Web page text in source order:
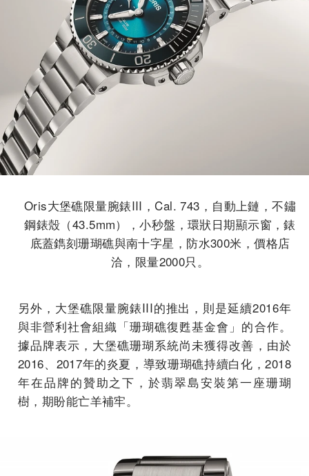
Oris大堡礁限量腕錶III，Cal. 743，自動上鏈，不鏽
鋼錶殼（43.5mm），小秒盤，環狀日期顯示窗，錶
底蓋鐫刻珊瑚礁與南十字星，防水300米，價格店
洽，限量2000只。
另外，大堡礁限量腕錶III的推出，則是延續2016年
與非營利社會組織「珊瑚礁復甦基金會」的合作。
據品牌表示，大堡礁珊瑚系統尚未獲得改善，由於
2016、2017年的炎夏，導致珊瑚礁持續白化，2018
年在品牌的贊助之下，於翡翠島安裝第一座珊瑚
樹，期盼能亡羊補牢。